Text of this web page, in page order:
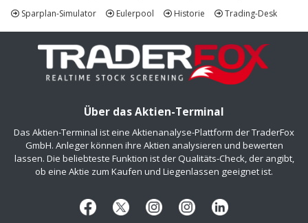
Sparplan-Simulator
Eulerpool Historie Trading-Desk
Über das Aktien-Terminal
Das Aktien-Terminal ist eine Aktienanalyse-Plattform der TraderFox
GmbH. Anleger können ihre Aktien analysieren und bewerten
lassen. Die beliebteste Funktion ist der Qualitäts-Check, der angibt,
ob eine Aktie zum Kaufen und Liegenlassen geeignet ist.